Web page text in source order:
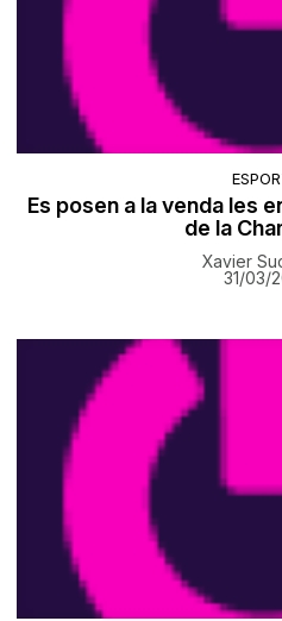
Es posen a la venda les
de la
Xavier
31/03/